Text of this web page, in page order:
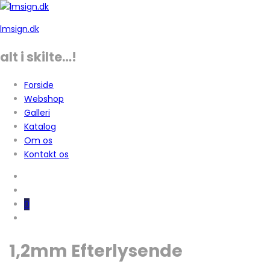
lmsign.dk
alt i skilte…!
Forside
Webshop
Galleri
Katalog
Om os
Kontakt os
0
1,2mm Efterlysende